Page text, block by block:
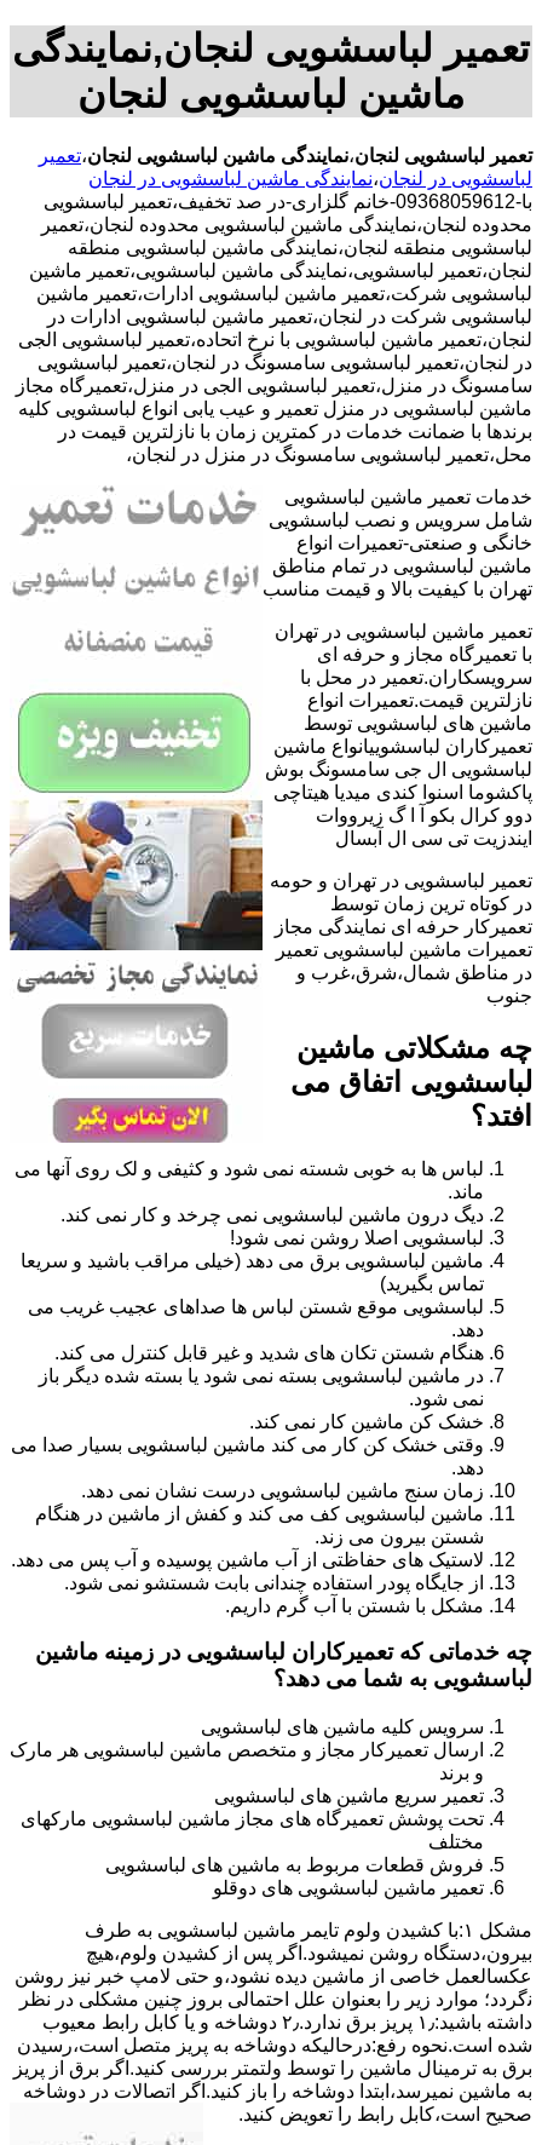
تعمیر لباسشویی لنجان,نمایندگی
ماشین لباسشویی لنجان
تعمیر لباسشویی لنجان،نمایندگی ماشین لباسشویی لنجان،تعمیر
لباسشویی در لنجان،نمایندگی ماشین لباسشویی در لنجان
با-09368059612-خانم گلزاری-در صد تخفیف،تعمیر لباسشویی
محدوده لنجان،نمایندگی ماشین لباسشویی محدوده لنجان،تعمیر
لباسشویی منطقه لنجان،نمایندگی ماشین لباسشویی منطقه
لنجان،تعمیر لباسشویی،نمایندگی ماشین لباسشویی،تعمیر ماشین
لباسشویی شرکت،تعمیر ماشین لباسشویی ادارات،تعمیر ماشین
لباسشویی شرکت در لنجان،تعمیر ماشین لباسشویی ادارات در
لنجان،تعمیر ماشین لباسشویی با نرخ اتحاده،تعمیر لباسشویی الجی
در لنجان،تعمیر لباسشویی سامسونگ در لنجان،تعمیر لباسشویی
سامسونگ در منزل،تعمیر لباسشویی الجی در منزل،تعمیرگاه مجاز
ماشین لباسشویی در منزل تعمیر و عیب یابی انواع لباسشویی کلیه
برندها با ضمانت خدمات در کمترین زمان با نازلترین قیمت در
محل،تعمیر لباسشویی سامسونگ در منزل در لنجان،
خدمات تعمیر ماشین لباسشویی
شامل سرویس و نصب لباسشویی
خانگی و صنعتی-تعمیرات انواع
ماشین لباسشویی در تمام مناطق
تهران با کیفیت بالا و قیمت مناسب
تعمیر ماشین لباسشویی در تهران
با تعمیرگاه مجاز و حرفه ای
سرویسکاران.تعمیر در محل با
نازلترین قیمت.تعمیرات انواع
ماشین های لباسشویی توسط
تعمیرکاران لباسشوییانواع ماشین
لباسشویی ال جی سامسونگ بوش
پاکشوما اسنوا کندی میدیا هیتاچی
دوو کرال بکو آ ا گ زیرووات
ایندزیت تی سی ال آبسال
تعمیر لباسشویی در تهران و حومه
در کوتاه ترین زمان توسط
تعمیرکار حرفه ای نمایندگی مجاز
تعمیرات ماشین لباسشویی تعمیر
در مناطق شمال،شرق،غرب و
جنوب
چه مشکلاتی ماشین
لباسشویی اتفاق می
افتد؟
لباس ها به خوبی شسته نمی شود و کثیفی و لک روی آنها می
ماند.
دیگ درون ماشین لباسشویی نمی چرخد و کار نمی کند.
لباسشویی اصلا روشن نمی شود!
ماشین لباسشویی برق می دهد (خیلی مراقب باشید و سریعا
تماس بگیرید)
لباسشویی موقع شستن لباس ها صداهای عجیب غریب می
دهد.
هنگام شستن تکان های شدید و غیر قابل کنترل می کند.
در ماشین لباسشویی بسته نمی شود یا بسته شده دیگر باز
نمی شود.
خشک کن ماشین کار نمی کند.
وقتی خشک کن کار می کند ماشین لباسشویی بسیار صدا می
دهد.
زمان سنج ماشین لباسشویی درست نشان نمی دهد.
ماشین لباسشویی کف می کند و کفش از ماشین در هنگام
شستن بیرون می زند.
لاستیک های حفاظتی از آب ماشین پوسیده و آب پس می دهد.
از جایگاه پودر استفاده چندانی بابت شستشو نمی شود.
مشکل با شستن با آب گرم داریم.
چه خدماتی که تعمیرکاران لباسشویی در زمینه ماشین
لباسشویی به شما می دهد؟
سرویس کلیه ماشین های لباسشویی
ارسال تعمیرکار مجاز و متخصص ماشین لباسشویی هر مارک
و برند
تعمیر سریع ماشین های لباسشویی
تحت پوشش تعمیرگاه های مجاز ماشین لباسشویی مارکهای
مختلف
فروش قطعات مربوط به ماشین های لباسشویی
تعمیر ماشین لباسشویی های دوقلو
مشکل ۱:ﺑﺎ ﮐﺸﯿﺪن وﻟﻮم ﺗﺎﯾﻤﺮ ماشین لباسشویی به طرف
ﺑﯿﺮون،دستگاه روﺷﻦ نمیشود.اﮔﺮ ﭘﺲ از ﮐﺸﯿﺪن وﻟﻮم،ﻫﯿﭻ
عکسالعمل ﺧﺎﺻﯽ از ﻣﺎﺷﯿﻦ دﯾﺪه نشود،و حتی ﻻﻣﭗ ﺧﺒﺮ ﻧﯿﺰ روﺷﻦ
ﻧگردد؛ موارد زیر را بعنوان ﻋﻠﻞ احتمالی بروز چنین مشکلی در نظر
داشته باشید:۱٫ ﭘﺮﯾﺰ ﺑﺮق ﻧﺪارد.۲٫ دوﺷﺎﺧﻪ و ﯾﺎ ﮐﺎﺑﻞ راﺑﻂ ﻣﻌﯿﻮب
ﺷﺪه است.نحوه رفع:درحالیکه دوﺷﺎﺧﻪ ﺑﻪ ﭘﺮﯾﺰ ﻣﺘﺼﻞ اﺳﺖ،رﺳﯿﺪن
ﺑﺮق ﺑﻪ ﺗﺮﻣﯿﻨﺎل ﻣﺎﺷﯿﻦ را ﺗﻮﺳﻂ ولتمتر بررسی ﮐﻨﯿﺪ.اﮔﺮ ﺑﺮق از ﭘﺮﯾﺰ
ﺑﻪ ﻣﺎﺷﯿﻦ نمیرسد،اﺑﺘﺪا دوشاخه را باز کنید.اﮔﺮ اﺗﺼﺎﻻت در دوشاخه
ﺻﺤﯿﺢ اﺳﺖ،ﮐﺎﺑﻞ راﺑﻂ را ﺗﻌﻮﯾﺾ کنید.